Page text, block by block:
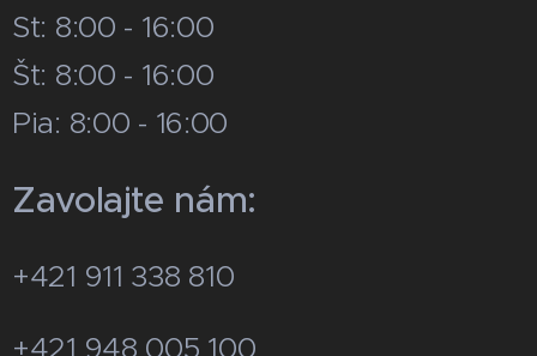
St: 8:00 - 16:00
Št: 8:00 - 16:00
Pia: 8:00 - 16:00
Zavolajte nám:
+421 911 338 810